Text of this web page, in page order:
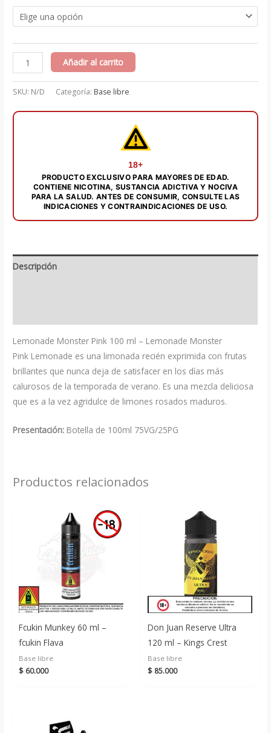
Lemonade
Monster
Pink
ml
cantidad
Añadir al carrito
SKU: N/D Categoría: Base libre
18+
PRODUCTO EXCLUSIVO PARA MAYORES DE EDAD.
CONTIENE NICOTINA, SUSTANCIA ADICTIVA Y NOCIVA
PARA LA SALUD. ANTES DE CONSUMIR, CONSULTE LAS
INDICACIONES Y CONTRAINDICACIONES DE USO.
Descripción
Lemonade Monster Pink 100 ml – Lemonade Monster
Pink Lemonade es una limonada recién exprimida con frutas
brillantes que nunca deja de satisfacer en los días más
calurosos de la temporada de verano. Es una mezcla deliciosa
que es a la vez agridulce de limones rosados ​​maduros.
Presentación: Botella de 100ml 75VG/25PG
Productos relacionados
Fcukin Munkey 60 ml –
fcukin Flava
Base libre
$ 60.000
Don Juan Reserve Ultra
120 ml – Kings Crest
Base libre
$ 85.000